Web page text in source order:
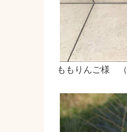
ももりんご様 （